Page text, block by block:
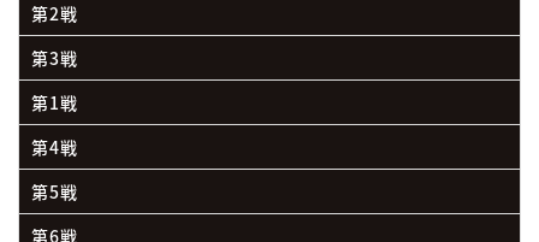
第2戦
第3戦
第1戦
第4戦
第5戦
第6戦